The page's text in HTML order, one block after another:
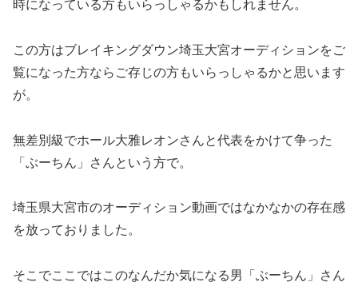
時になっている方もいらっしゃるかもしれません。
この方はブレイキングダウン埼玉大宮オーディションをご
覧になった方ならご存じの方もいらっしゃるかと思います
が。
無差別級でホール大雅レオンさんと代表をかけて争った
「ぶーちん」さんという方で。
埼玉県大宮市のオーディション動画ではなかなかの存在感
を放っておりました。
そこでここではこのなんだか気になる男「ぶーちん」さん